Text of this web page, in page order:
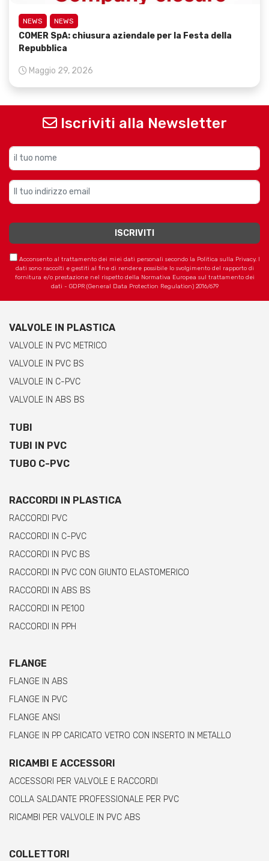
NEWS NEWS
COMER SpA: chiusura aziendale per la Festa della
Repubblica
Maggio 29, 2026
Iscriviti alla Newsletter
Acconsento al trattamento dei miei dati personali secondo la Politica sulla Privacy. I
dati sono raccolti e gestiti al fine di rendere possibile lo svolgimento del rapporto di
fornitura e/o prestazione nel rispetto della Normativa Europea sul trattamento dei
dati - GDPR (General Data Protection Regulation) 2016/679
VALVOLE IN PLASTICA
VALVOLE IN PVC METRICO
VALVOLE IN PVC BS
VALVOLE IN C-PVC
VALVOLE IN ABS BS
TUBI
TUBI IN PVC
TUBO C-PVC
RACCORDI IN PLASTICA
RACCORDI PVC
RACCORDI IN C-PVC
RACCORDI IN PVC BS
RACCORDI IN PVC CON GIUNTO ELASTOMERICO
RACCORDI IN ABS BS
RACCORDI IN PE100
RACCORDI IN PPH
FLANGE
FLANGE IN ABS
FLANGE IN PVC
FLANGE ANSI
FLANGE IN PP CARICATO VETRO CON INSERTO IN METALLO
RICAMBI E ACCESSORI
ACCESSORI PER VALVOLE E RACCORDI
COLLA SALDANTE PROFESSIONALE PER PVC
RICAMBI PER VALVOLE IN PVC ABS
COLLETTORI